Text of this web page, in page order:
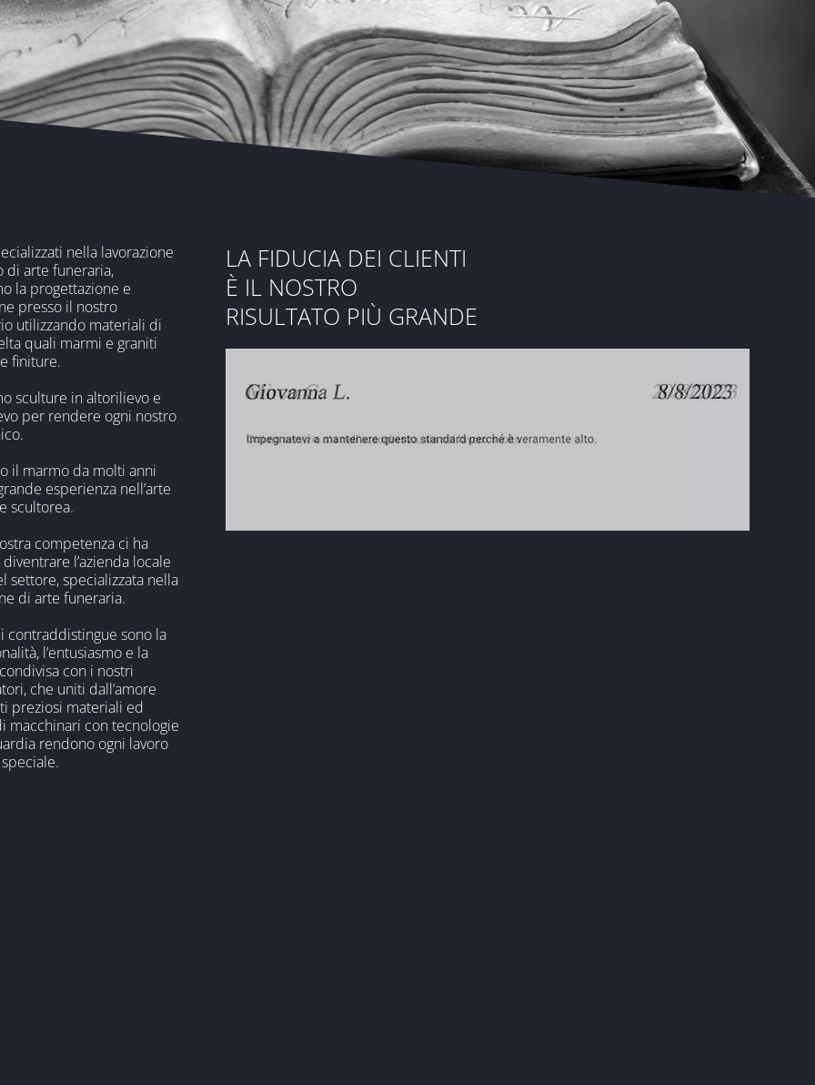
nella lavorazione
di arte funeraria,
la progettazione e
presso il nostro
utilizzando materiali di
quali marmi e graniti
finiture.
sculture in altorilievo e
per rendere ogni nostro
il marmo da molti anni
esperienza nell’arte
scultorea.
competenza ci ha
l’azienda locale
settore, specializzata nella
di arte funeraria.
contraddistingue sono la
l’entusiasmo e la
con i nostri
che uniti dall’amore
preziosi materiali ed
macchinari con tecnologie
rendono ogni lavoro
LA FIDUCIA DEI CLIENTI
È IL NOSTRO
RISULTATO PIÙ GRANDE